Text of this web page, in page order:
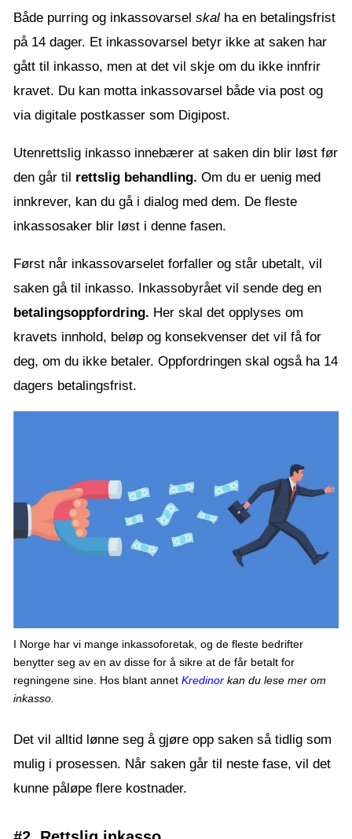
Både purring og inkassovarsel skal ha en betalingsfrist
på 14 dager. Et inkassovarsel betyr ikke at saken har
gått til inkasso, men at det vil skje om du ikke innfrir
kravet. Du kan motta inkassovarsel både via post og
via digitale postkasser som Digipost.
Utenrettslig inkasso innebærer at saken din blir løst før
den går til rettslig behandling. Om du er uenig med
innkrever, kan du gå i dialog med dem. De fleste
inkassosaker blir løst i denne fasen.
Først når inkassovarselet forfaller og står ubetalt, vil
saken gå til inkasso. Inkassobyrået vil sende deg en
betalingsoppfordring. Her skal det opplyses om
kravets innhold, beløp og konsekvenser det vil få for
deg, om du ikke betaler. Oppfordringen skal også ha 14
dagers betalingsfrist.
I Norge har vi mange inkassoforetak, og de fleste bedrifter
benytter seg av en av disse for å sikre at de får betalt for
regningene sine. Hos blant annet Kredinor kan du lese mer om
inkasso.
Det vil alltid lønne seg å gjøre opp saken så tidlig som
mulig i prosessen. Når saken går til neste fase, vil det
kunne påløpe flere kostnader.